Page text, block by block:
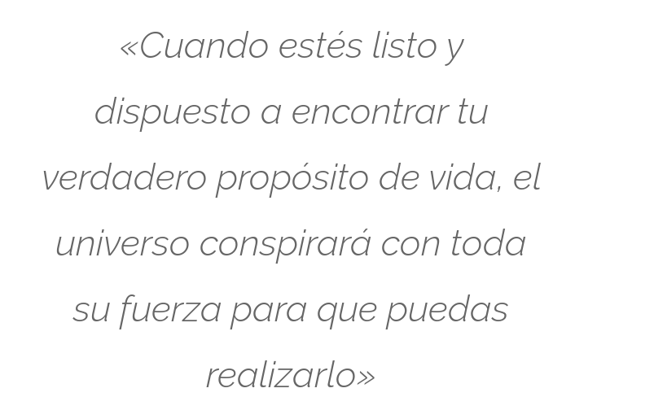
«Cuando estés listo y
dispuesto a encontrar tu
verdadero propósito de vida, el
universo conspirará con toda
su fuerza para que puedas
realizarlo»